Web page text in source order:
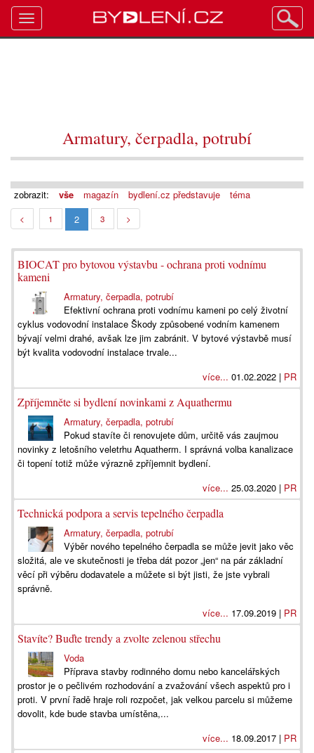
Armatury, čerpadla, potrubí
zobrazit: vše magazín bydlení.cz představuje téma
< 1 2 3 >
BIOCAT pro bytovou výstavbu - ochrana proti vodnímu
kameni
Armatury, čerpadla, potrubí
Efektivní ochrana proti vodnímu kameni po celý životní
cyklus vodovodní instalace Škody způsobené vodním kamenem
bývají velmi drahé, avšak lze jim zabránit. V bytové výstavbě musí
být kvalita vodovodní instalace trvale...
více... 01.02.2022 | PR
Zpříjemněte si bydlení novinkami z Aquathermu
Armatury, čerpadla, potrubí
Pokud stavíte či renovujete dům, určitě vás zaujmou
novinky z letošního veletrhu Aquatherm. I správná volba kanalizace
či topení totiž může výrazně zpříjemnit bydlení.
více... 25.03.2020 | PR
Technická podpora a servis tepelného čerpadla
Armatury, čerpadla, potrubí
Výběr nového tepelného čerpadla se může jevit jako věc
složitá, ale ve skutečnosti je třeba dát pozor „jen“ na pár základní
věcí při výběru dodavatele a můžete si být jisti, že jste vybrali
správně.
více... 17.09.2019 | PR
Stavíte? Buďte trendy a zvolte zelenou střechu
Voda
Příprava stavby rodinného domu nebo kancelářských
prostor je o pečlivém rozhodování a zvažování všech aspektů pro i
proti. V první řadě hraje roli rozpočet, jak velkou parcelu si můžeme
dovolit, kde bude stavba umístěna,...
více... 18.09.2017 | PR
Toggle
navigation